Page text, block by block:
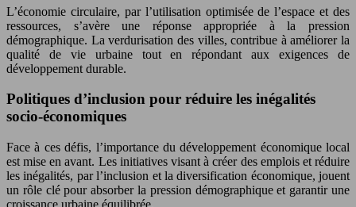
L’économie circulaire, par l’utilisation optimisée de l’espace et des
ressources, s’avère une réponse appropriée à la pression
démographique. La verdurisation des villes, contribue à améliorer la
qualité de vie urbaine tout en répondant aux exigences de
développement durable.
Politiques d’inclusion pour réduire les inégalités
socio-économiques
Face à ces défis, l’importance du développement économique local
est mise en avant. Les initiatives visant à créer des emplois et réduire
les inégalités, par l’inclusion et la diversification économique, jouent
un rôle clé pour absorber la pression démographique et garantir une
croissance urbaine équilibrée.